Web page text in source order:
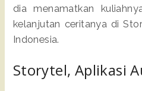
dia menamatkan
kelanjutan ceritanya di
Indonesia.
Storytel, Aplikasi